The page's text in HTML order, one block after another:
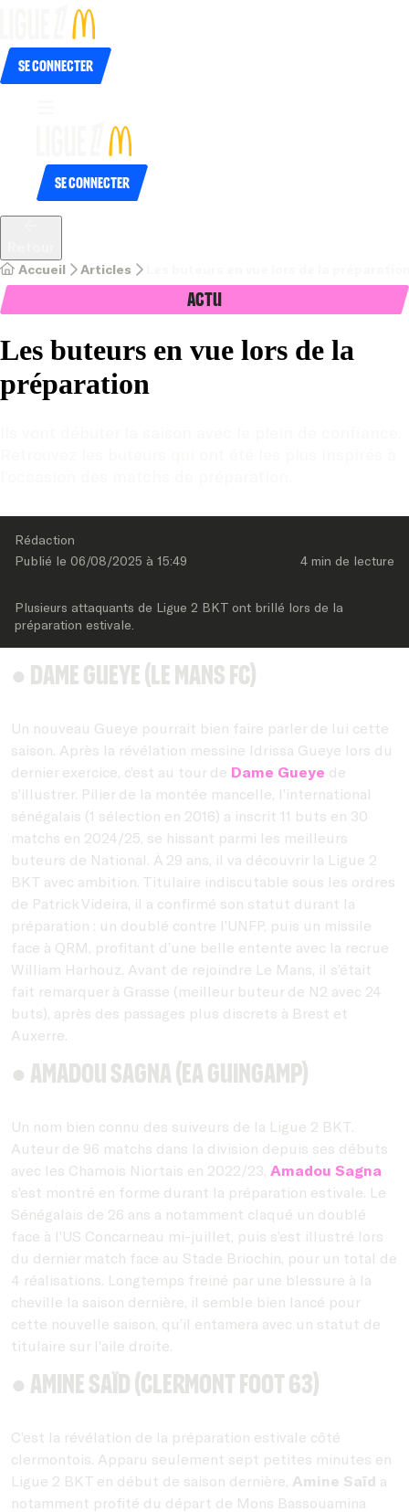
Se connecter
Se connecter
Accueil Articles
Actu
Les buteurs en vue lors de la
préparation
Rédaction
Publié le 06/08/2025 à 15:49 4 min de lecture
Plusieurs attaquants de Ligue 2 BKT ont brillé lors de la
préparation estivale.
● Dame Gueye (Le Mans FC)
Un nouveau Gueye pourrait bien faire parler de lui cette
saison. Après la révélation messine Idrissa Gueye lors du
dernier exercice, c’est au tour de Dame Gueye de
s’illustrer. Pilier de la montée mancelle, l’international
sénégalais (1 sélection en 2016) a inscrit 11 buts en 30
matchs en 2024/25, se hissant parmi les meilleurs
buteurs de National. À 29 ans, il va découvrir la Ligue 2
BKT avec ambition. Titulaire indiscutable sous les ordres
de Patrick Videira, il a confirmé son statut durant la
préparation : un doublé contre l’UNFP, puis un missile
face à QRM, profitant d’une belle entente avec la recrue
William Harhouz. Avant de rejoindre Le Mans, il s’était
fait remarquer à Grasse (meilleur buteur de N2 avec 24
buts), après des passages plus discrets à Brest et
Auxerre.
● Amadou Sagna (EA Guingamp)
Un nom bien connu des suiveurs de la Ligue 2 BKT.
Auteur de 96 matchs dans la division depuis ses débuts
avec les Chamois Niortais en 2022/23, Amadou Sagna
s’est montré en forme durant la préparation estivale. Le
Sénégalais de 26 ans a notamment claqué un doublé
face à l’US Concarneau mi-juillet, puis s’est illustré lors
du dernier match face au Stade Briochin, pour un total de
4 réalisations. Longtemps freiné par une blessure à la
cheville la saison dernière, il semble bien lancé pour
cette nouvelle saison, qu’il entamera avec un statut de
titulaire sur l’aile droite.
● Amine Saïd (Clermont Foot 63)
C’est la révélation de la préparation estivale côté
clermontois. Apparu seulement sept petites minutes en
Ligue 2 BKT en début de saison dernière, Amine Saïd a
notamment profité du départ de Mons Bassouamina